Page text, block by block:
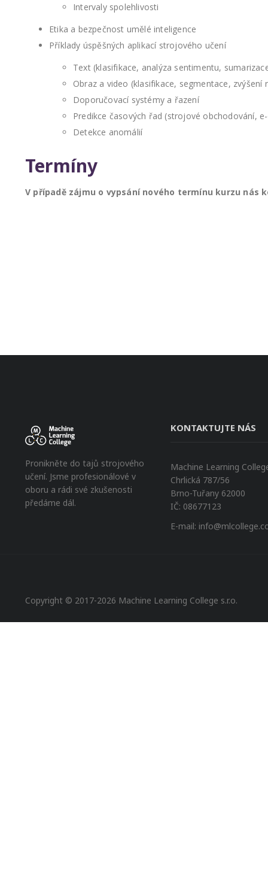
Intervaly spolehlivosti
Etika a bezpečnost umělé inteligence
Příklady úspěšných aplikací strojového učení
Text (klasifikace, analýza sentimentu,
Obraz a video (klasifikace, segmentace,
Doporučovací systémy a řazení
Predikce časových řad (strojové obchodování,
Detekce anomálií
Termíny
V případě zájmu o vypsání nového termínu kurzu
Pronikněte do tajů strojového
učení. Jsme profesionálové v
oboru a rádi své zkušenosti
předáme dál.
KONTAKTUJTE NÁS
Machine Learning
Chrlická 787/56
Brno-Tuřany 62000
IČ: 08677123
E-mail:
Copyright © 2017-2026 Machine Learning College s.r.o.